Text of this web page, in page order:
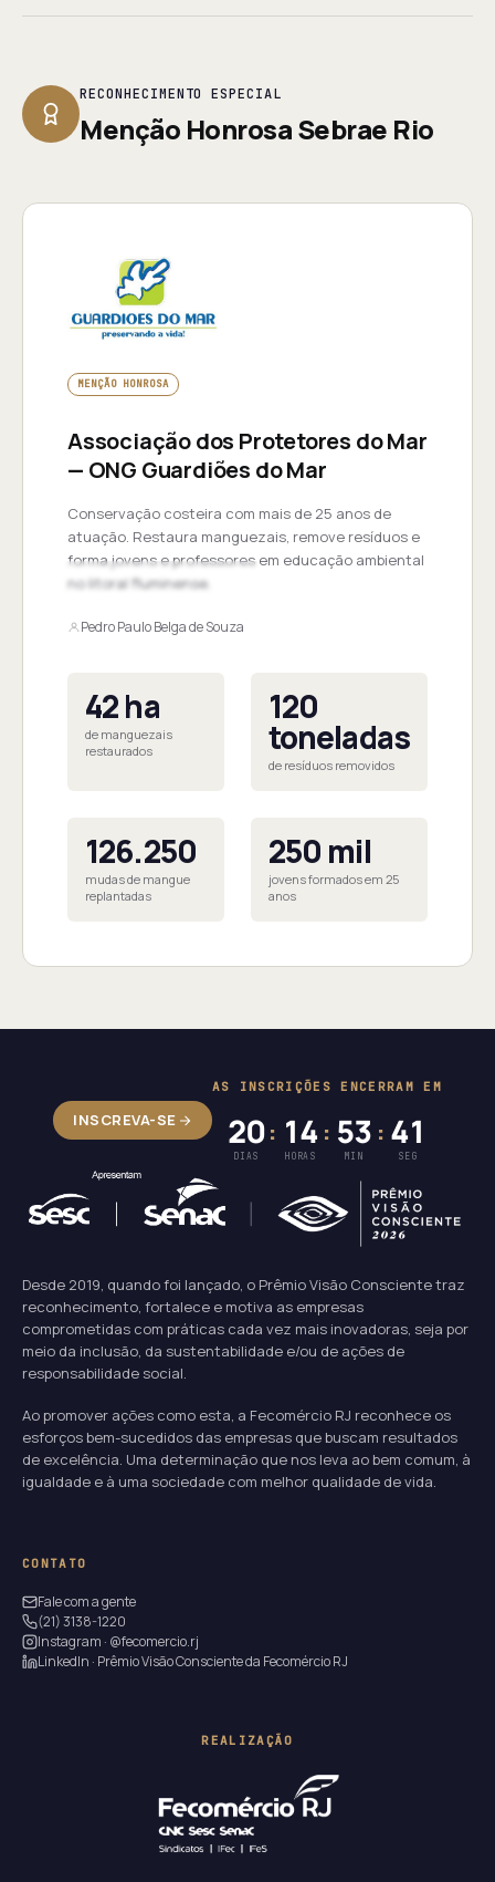
RECONHECIMENTO ESPECIAL
Menção Honrosa Sebrae Rio
MENÇÃO HONROSA
Associação dos Protetores do Mar
— ONG Guardiões do Mar
Conservação costeira com mais de 25 anos de
atuação. Restaura manguezais, remove resíduos e
forma jovens e professores em educação ambiental
no litoral fluminense.
Pedro Paulo Belga de Souza
42 ha
de manguezais
restaurados
120
toneladas
de resíduos removidos
126.250
mudas de mangue
replantadas
250 mil
jovens formados em 25
anos
INSCREVA-SE
AS INSCRIÇÕES ENCERRAM EM
20
DIAS
: 14
HORAS
: 53
MIN
: 41
SEG
Desde 2019, quando foi lançado, o Prêmio Visão Consciente traz
reconhecimento, fortalece e motiva as empresas
comprometidas com práticas cada vez mais inovadoras, seja por
meio da inclusão, da sustentabilidade e/ou de ações de
responsabilidade social.
Ao promover ações como esta, a Fecomércio RJ reconhece os
esforços bem-sucedidos das empresas que buscam resultados
de excelência. Uma determinação que nos leva ao bem comum, à
igualdade e à uma sociedade com melhor qualidade de vida.
CONTATO
Fale com a gente
(21) 3138-1220
Instagram · @fecomercio.rj
LinkedIn · Prêmio Visão Consciente da Fecomércio RJ
REALIZAÇÃO
14